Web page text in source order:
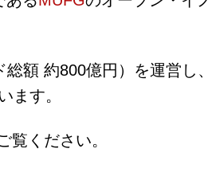
額 約800億円）を運営
ます。
覧ください。